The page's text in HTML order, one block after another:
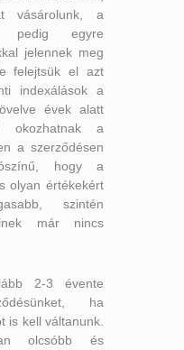
vásárolunk, a
pedig egyre
jelennek meg
felejtsük el azt
indexálások a
évek alatt
okozhatnak a
a szerződésen
hogy a
olyan értékekért
szintén
már nincs
2-3 évente
ha
is kell váltanunk.
olcsóbb és